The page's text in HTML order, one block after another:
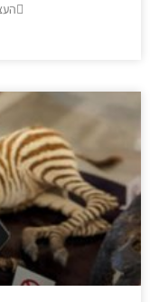
העצמאות 79, באר שבע, ישראל